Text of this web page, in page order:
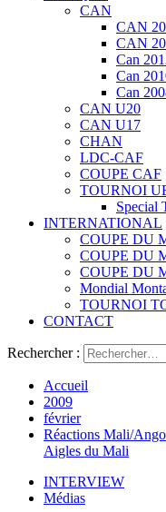
CAN
CAN
CAN
Can
Can
Can
CAN U20
CAN U17
CHAN
LDC-CAF
COUPE CAF
TOURNOI
Special
INTERNATIONAL
COUPE DU
COUPE DU
COUPE DU
Mondial
TOURNOI
CONTACT
Rechercher :
Accueil
2009
février
Réactions Mali/
Aigles du Mali
INTERVIEW
Médias